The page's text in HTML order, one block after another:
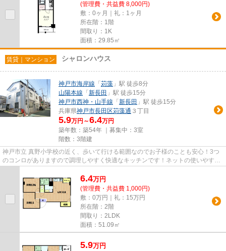
(管理費・共益費 8,000円)
敷：0ヶ月｜礼：1ヶ月
所在階：1階
間取り：1K
面積：29.85㎡
賃貸｜マンション シャロンハウス
神戸市海岸線 「 苅藻 」駅 徒歩8分
山陽本線 「 新長田 」駅 徒歩15分
神戸市西神・山手線 「 新長田 」駅 徒歩15分
兵庫県神戸市長田区苅藻通 ３丁目
5.9万円～6.4万円
築年数：築54年 ｜募集中： 3室
階数：3階建
神戸市立 真野小学校の近く、歩いて行ける範囲なのでお子様のことも安心！3つ
のコンロがありますので調理しやすく快適なキッチンです！ネットの使いやすさ
6.4万円
(管理費・共益費 1,000円)
敷：0万円｜礼：15万円
所在階：2階
間取り：2LDK
面積：51.09㎡
5.9万円